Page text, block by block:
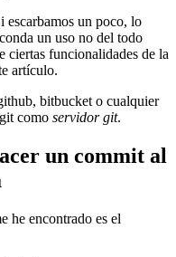
escarbamos un poco, lo
un uso no del todo
ciertas funcionalidades de la
artículo.
bitbucket o cualquier
como servidor git.
un commit al
he encontrado es el